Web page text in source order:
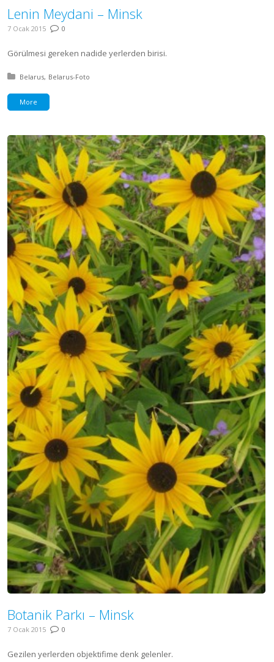
Lenin Meydani – Minsk
7 Ocak 2015 0
Görülmesi gereken nadide yerlerden birisi.
Posted in:
Belarus Belarus-Foto
More
Botanik Parkı – Minsk
7 Ocak 2015 0
Gezilen yerlerden objektifime denk gelenler.